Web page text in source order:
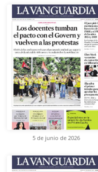
5 de junio de 2026